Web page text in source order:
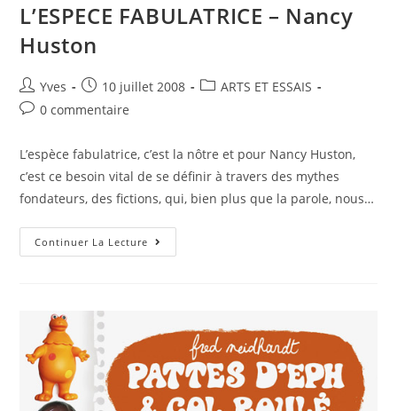
L’ESPECE FABULATRICE – Nancy
Huston
Yves 10 juillet 2008
ARTS ET ESSAIS
0 commentaire
L’espèce fabulatrice, c’est la nôtre et pour Nancy Huston,
c’est ce besoin vital de se définir à travers des mythes
fondateurs, des fictions, qui, bien plus que la parole, nous…
Continuer La Lecture